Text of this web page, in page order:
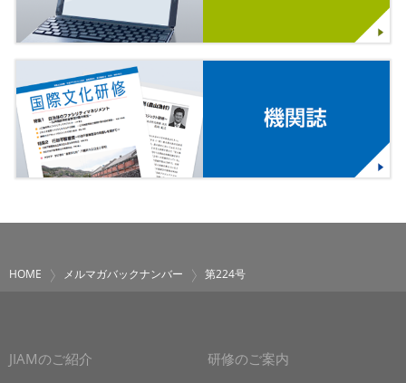
HOME メルマガバックナンバー 第224号
JIAMのご紹介 研修のご案内